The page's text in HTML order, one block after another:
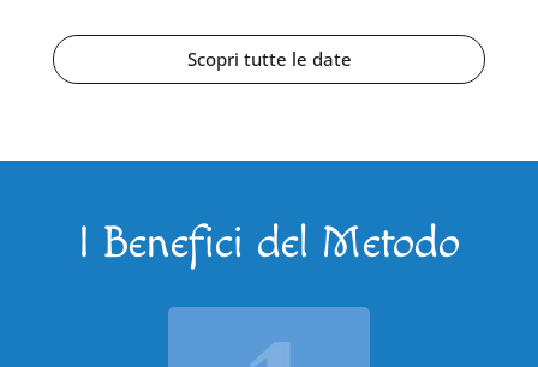
Scopri tutte le date
I Benefici del Metodo